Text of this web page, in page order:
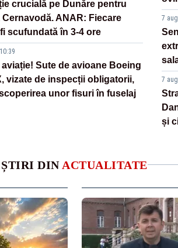
crucială pe Dunăre pentru
Cernavodă. ANAR: Fiecare
scufundată în 3-4 ore
Sute de avioane Boeing
vizate de inspecții obligatorii,
unor fisuri în fuselaj
7
7
și
DIN ACTUALITATE